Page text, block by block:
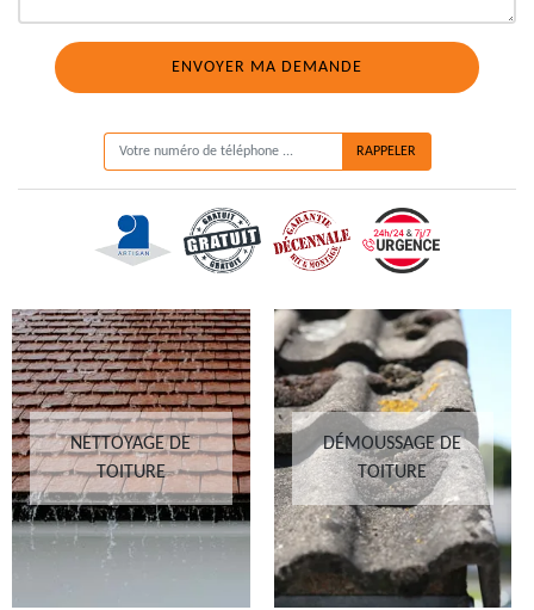
NETTOYAGE DE
TOITURE
DÉMOUSSAGE DE
TOITURE